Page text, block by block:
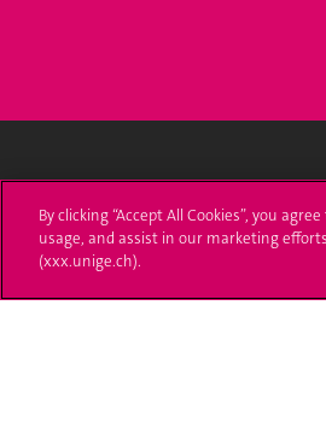
24 rue du Général-Dufour
T. +41 (0)22 379 71 11
By clicking “Accept All Cookies”, you
usage, and assist in our marketing
(xxx.unige.ch).